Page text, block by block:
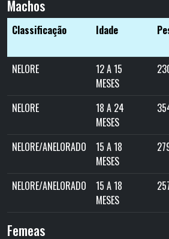
Machos
Classificação Idade
NELORE
12 A 15
MESES
NELORE
18 A 24
MESES
NELORE/ANELORADO
15 A 18
MESES
NELORE/ANELORADO
15 A 18
MESES
Femeas